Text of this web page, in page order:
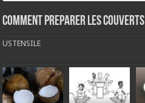
COMMENT PREPARER LES COUVERTS
USTENSILE